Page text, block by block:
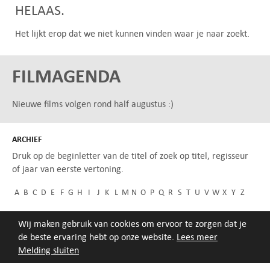
Melding sluiten
Wij maken gebruik van cookies om ervoor te zorgen dat je
de beste ervaring hebt op onze website. Lees meer
HELAAS.
Het lijkt erop dat we niet kunnen vinden waar je naar zoekt.
FILMAGENDA
Nieuwe films volgen rond half augustus :)
ARCHIEF
Druk op de beginletter van de titel of zoek op titel, regisseur
of jaar van eerste vertoning.
A B C D E F G H I J K L M N O P Q R S T U V W X Y Z